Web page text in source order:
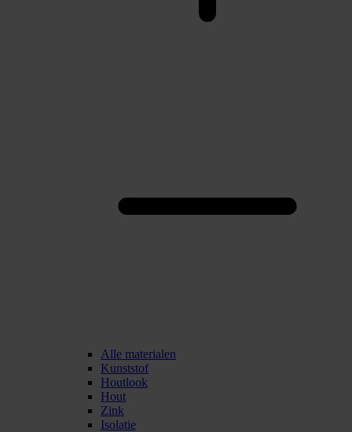
Alle materialen
Kunststof
Houtlook
Hout
Zink
Isolatie